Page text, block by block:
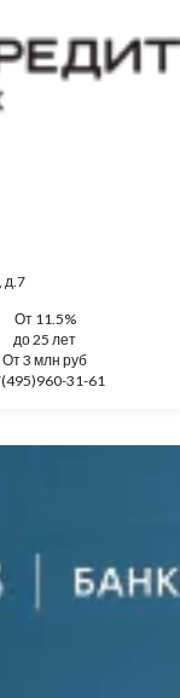
д.7
От 11.5%
до 25 лет
От 3 млн руб
31-61